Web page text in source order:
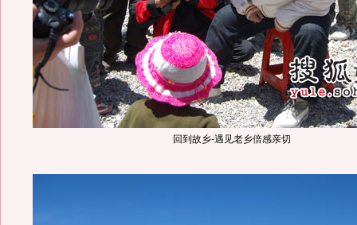
回到故乡-遇见老乡倍感亲切